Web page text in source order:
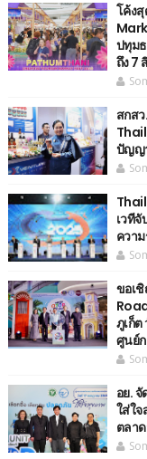
โค้ง
ปทุม
ถึง 7
สกส
ปัญญ
เวที
ควา
ขอเ
ภูเก็
ศูนย์
อย.
ใส่ใ
ตลา